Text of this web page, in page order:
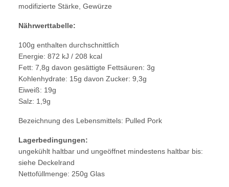
modifizierte Stärke, Gewürze
Nährwerttabelle:
100g enthalten durchschnittlich
Energie: 872 kJ / 208 kcal
Fett: 7,8g davon gesättigte Fettsäuren: 3g
Kohlenhydrate: 15g davon Zucker: 9,3g
Eiweiß: 19g
Salz: 1,9g
Bezeichnung des Lebensmittels: Pulled Pork
Lagerbedingungen:
ungekühlt haltbar und ungeöffnet mindestens haltbar bis:
siehe Deckelrand
Nettofüllmenge: 250g Glas